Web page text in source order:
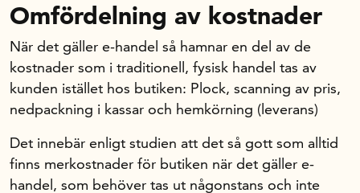
Omfördelning av kostnader
När det gäller e-handel så hamnar en del av de
kostnader som i traditionell, fysisk handel tas av
kunden istället hos butiken: Plock, scanning av pris,
nedpackning i kassar och hemkörning (leverans)
Det innebär enligt studien att det så gott som alltid
finns merkostnader för butiken när det gäller e-
handel, som behöver tas ut någonstans och inte